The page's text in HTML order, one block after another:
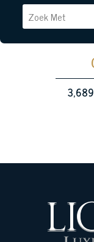
3,689